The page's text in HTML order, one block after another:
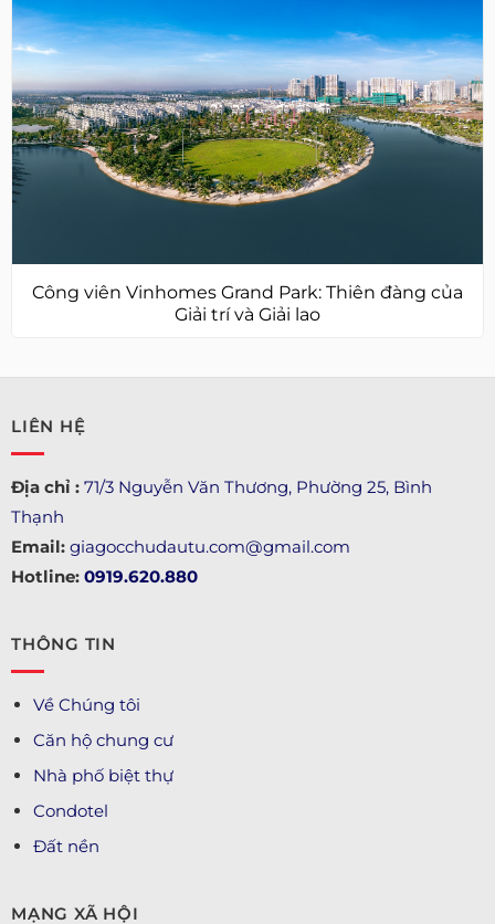
Công viên Vinhomes Grand Park: Thiên đàng của
Giải trí và Giải lao
LIÊN HỆ
Địa chỉ : 71/3 Nguyễn Văn Thương, Phường 25, Bình
Thạnh
Email: giagocchudautu.com@gmail.com
Hotline: 0919.620.880
THÔNG TIN
Về Chúng tôi
Căn hộ chung cư
Nhà phố biệt thự
Condotel
Đất nền
MẠNG XÃ HỘI